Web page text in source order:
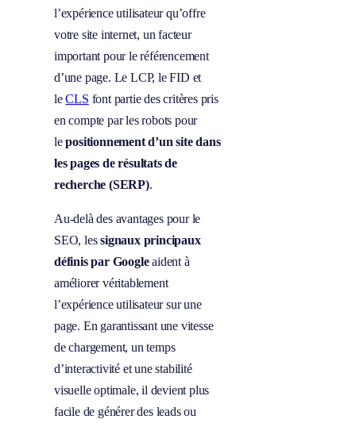
l’expérience utilisateur qu’offre
votre site internet, un facteur
important pour le référencement
d’une page. Le LCP, le FID et
leCLS font partie des critères pris
en compte par les robots pour
lepositionnement d’un site dans
les pages de résultats de
recherche (SERP).
Au-delà des avantages pour le
SEO, lessignaux principaux
définis par Googleaident à
améliorer véritablement
l’expérience utilisateur sur une
page. En garantissant une vitesse
de chargement, un temps
d’interactivité et une stabilité
visuelle optimale, il devient plus
facile de générer des leads ou